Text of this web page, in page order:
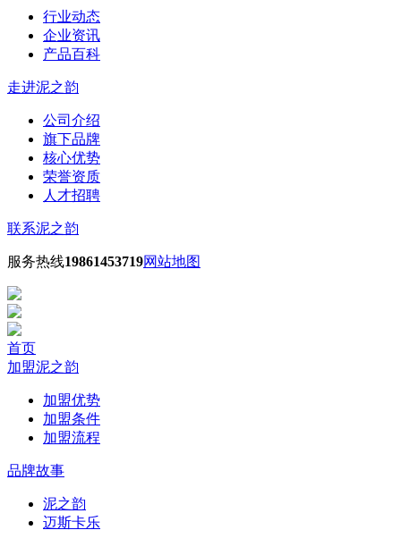
行业动态
企业资讯
产品百科
走进泥之韵
公司介绍
旗下品牌
核心优势
荣誉资质
人才招聘
联系泥之韵
服务热线19861453719网站地图
首页
加盟泥之韵
加盟优势
加盟条件
加盟流程
品牌故事
泥之韵
迈斯卡乐